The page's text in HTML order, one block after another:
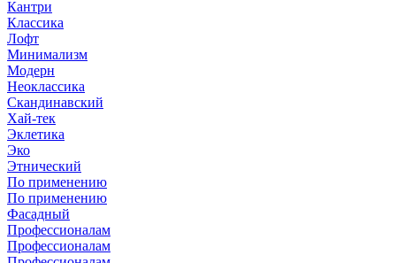
Кантри
Классика
Лофт
Минимализм
Модерн
Неоклассика
Скандинавский
Хай-тек
Эклетика
Эко
Этнический
По применению
По применению
Фасадный
Профессионалам
Профессионалам